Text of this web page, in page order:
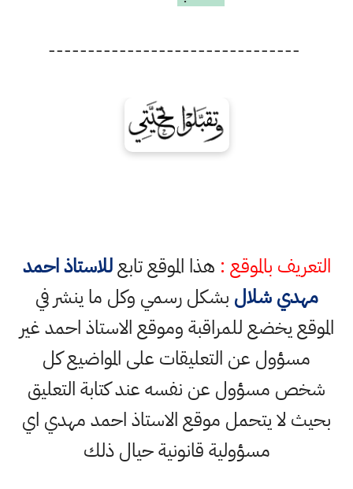
--------------------------------
التعريف بالموقع : هذا الموقع تابعللاستاذ احمد
مهدي شلال بشكل رسمي وكل ما ينشر في
الموقع يخضع للمراقبة وموقع الاستاذ احمد غير
مسؤول عن التعليقات على المواضيع كل
شخص مسؤول عن نفسه عند كتابة التعليق
بحيث لا يتحمل موقع الاستاذ احمد مهدي اي
مسؤولية قانونية حيال ذلك